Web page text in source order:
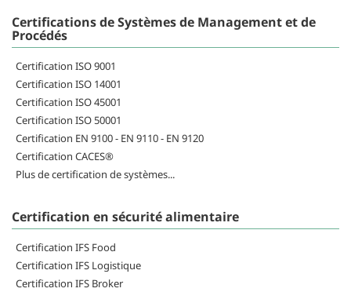
Certifications de Systèmes de Management et de
Procédés
Certification ISO 9001
Certification ISO 14001
Certification ISO 45001
Certification ISO 50001
Certification EN 9100 - EN 9110 - EN 9120
Certification CACES®
Plus de certification de systèmes...
Certification en sécurité alimentaire
Certification IFS Food
Certification IFS Logistique
Certification IFS Broker